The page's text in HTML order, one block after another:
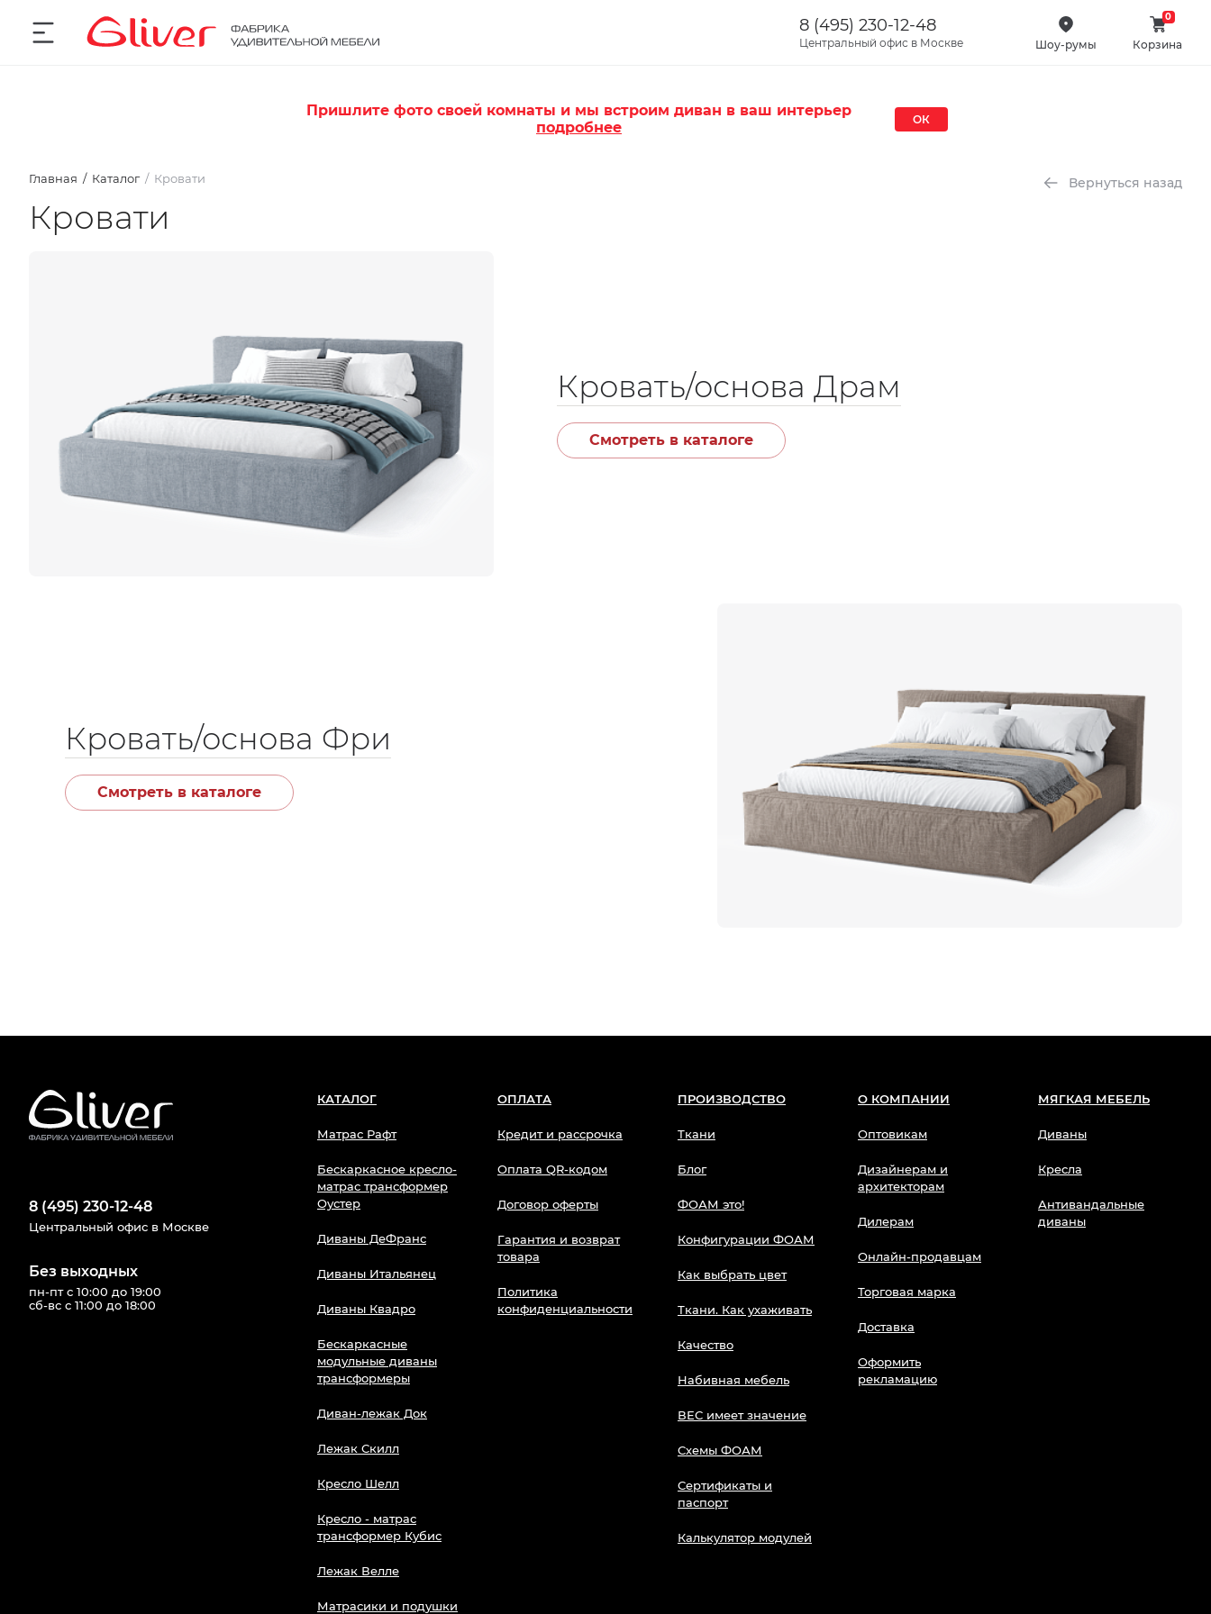
8 (495) 230-12-48
Центральный офис в Москве Шоу-румы
0
Корзина
Пришлите фото своей комнаты и мы встроим диван в ваш интерьер
подробнее
ОК
Главная Каталог Кровати Вернуться назад
Кровати
Кровать/основа Драм
Смотреть в каталоге
Кровать/основа Фри
Смотреть в каталоге
КАТАЛОГ
Матрас Рафт
Бескаркасное кресло-
матрас трансформер
Оустер
Диваны ДеФранс
Диваны Итальянец
Диваны Квадро
Бескаркасные
модульные диваны
трансформеры
Диван-лежак Док
Лежак Скилл
Кресло Шелл
Кресло - матрас
трансформер Кубис
Лежак Велле
Матрасики и подушки
ОПЛАТА
Кредит и рассрочка
Оплата QR-кодом
Договор оферты
Гарантия и возврат
товара
Политика
конфиденциальности
ПРОИЗВОДСТВО
Ткани
Блог
ФОАМ это!
Конфигурации ФОАМ
Как выбрать цвет
Ткани. Как ухаживать
Качество
Набивная мебель
ВЕС имеет значение
Схемы ФОАМ
Сертификаты и
паспорт
Калькулятор модулей
О КОМПАНИИ
Оптовикам
Дизайнерам и
архитекторам
Дилерам
Онлайн-продавцам
Торговая марка
Доставка
Оформить
рекламацию
МЯГКАЯ МЕБЕЛЬ
Диваны
Кресла
Антивандальные
диваны
8 (495) 230-12-48
Центральный офис в Москве
Без выходных
пн-пт с 10:00 до 19:00
сб-вс с 11:00 до 18:00